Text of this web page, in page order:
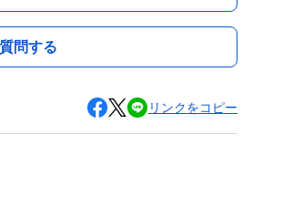
問する
リンクをコピー